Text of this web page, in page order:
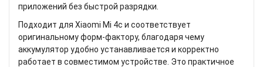
приложений без быстрой разрядки.
Подходит для Xiaomi Mi 4c и соответствует
оригинальному форм-фактору, благодаря чему
аккумулятор удобно устанавливается и корректно
работает в совместимом устройстве. Это практичное